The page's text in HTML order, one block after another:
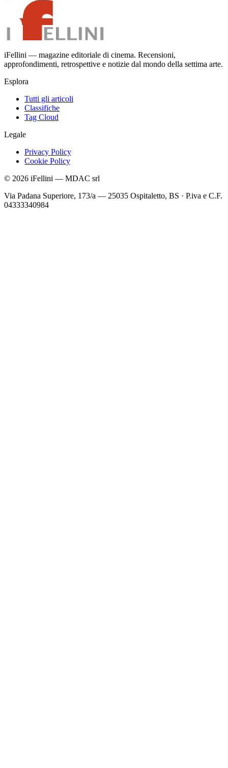
iFellini — magazine editoriale di cinema. Recensioni,
approfondimenti, retrospettive e notizie dal mondo della settima arte.
Esplora
Tutti gli articoli
Classifiche
Tag Cloud
Legale
Privacy Policy
Cookie Policy
© 2026 iFellini — MDAC srl
Via Padana Superiore, 173/a — 25035 Ospitaletto, BS · P.iva e C.F.
04333340984